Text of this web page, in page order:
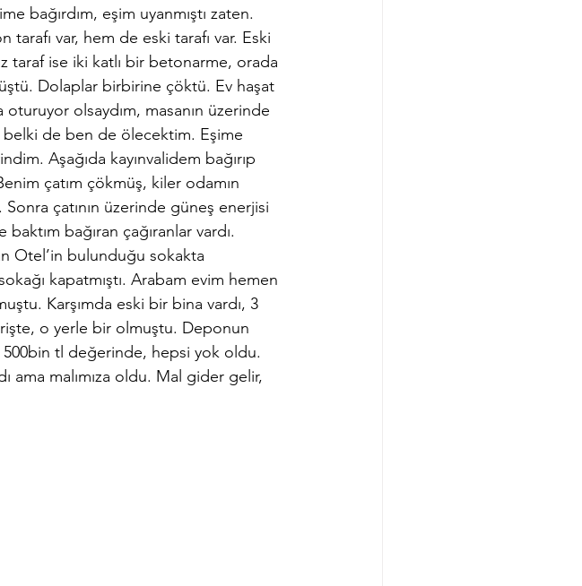
bağırdım, eşim uyanmıştı zaten.
var, hem de eski tarafı var. Eski
taraf ise iki katlı bir betonarme, orada
Dolaplar birbirine çöktü. Ev haşat
olsaydım, masanın üzerinde
belki de ben de ölecektim. Eşime
Aşağıda kayınvalidem bağırıp
çatım çökmüş, kiler odamın
çatının üzerinde güneş enerjisi
bağıran çağıranlar vardı.
Otel’in bulunduğu sokakta
kapatmıştı. Arabam evim hemen
Karşımda eski bir bina vardı, 3
o yerle bir olmuştu. Deponun
tl değerinde, hepsi yok oldu.
ama malımıza oldu. Mal gider gelir,